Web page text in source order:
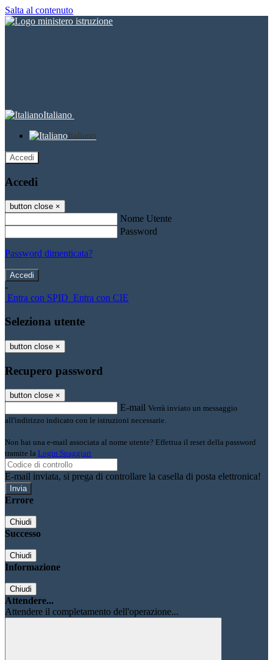
Salta al contenuto
Italiano
Italiano
Accedi
Accedi
button close ×
Nome Utente
Password
Password dimenticata?
-
Entra con SPID Entra con CIE
Seleziona utente
button close ×
Recupero password
button close ×
E-mail Verrà inviato un messaggio
all'indirizzo indicato con le istruzioni necessarie.
Non hai una e-mail associata al nome utente? Effettua il reset della password
tramite la Login Spaggiari
E-mail inviata, si prega di controllare la casella di posta elettronica!
Errore
Chiudi
Successo
Chiudi
Informazione
Chiudi
Attendere...
Attendere il completamento dell'operazione...